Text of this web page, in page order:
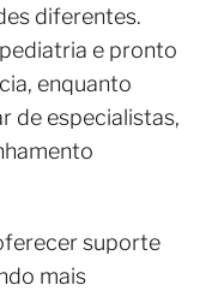
diferentes.
e pronto
enquanto
de especialistas,
suporte
mais